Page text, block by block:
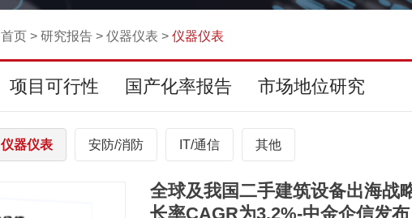
首页 > 研究报告 > 仪器仪表 > 仪器仪表
项目可行性 国产化率报告 市场地位研究
仪器仪表 安防/消防 IT/通信 其他
全球及我国二手建筑设备出海战
长率CAGR为3.2%-中金企信发布